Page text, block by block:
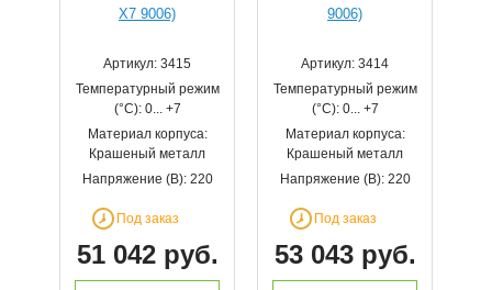
X7 9006)
Артикул: 3415
Температурный режим
(°С): 0... +7
Материал корпуса:
Крашеный металл
Напряжение (В): 220
Под заказ
51 042 руб.
9006)
Артикул: 3414
Температурный режим
(°С): 0... +7
Материал корпуса:
Крашеный металл
Напряжение (В): 220
Под заказ
53 043 руб.